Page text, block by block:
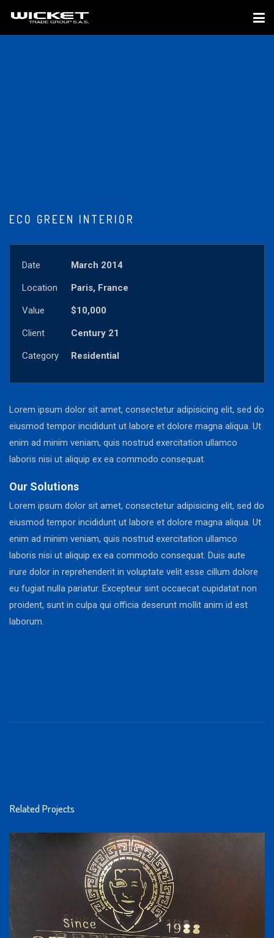
ECO GREEN INTERIOR
Date March 2014
Location Paris, France
Value $10,000
Client Century 21
Category Residential
Lorem ipsum dolor sit amet, consectetur adipisicing elit, sed do
eiusmod tempor incididunt ut labore et dolore magna aliqua. Ut
enim ad minim veniam, quis nostrud exercitation ullamco
laboris nisi ut aliquip ex ea commodo consequat.
Our Solutions
Lorem ipsum dolor sit amet, consectetur adipisicing elit, sed do
eiusmod tempor incididunt ut labore et dolore magna aliqua. Ut
enim ad minim veniam, quis nostrud exercitation ullamco
laboris nisi ut aliquip ex ea commodo consequat. Duis aute
irure dolor in reprehenderit in voluptate velit esse cillum dolore
eu fugiat nulla pariatur. Excepteur sint occaecat cupidatat non
proident, sunt in culpa qui officia deserunt mollit anim id est
laborum.
Related Projects